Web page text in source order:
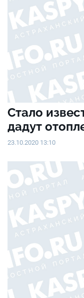
Стало
дадут
23.10.2020 13:10